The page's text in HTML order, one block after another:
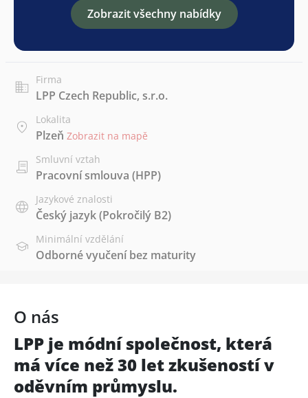
Zobrazit všechny nabídky
Firma
LPP Czech Republic, s.r.o.
Lokalita
Plzeň Zobrazit na mapě
Smluvní vztah
Pracovní smlouva (HPP)
Jazykové znalosti
Český jazyk(Pokročilý B2)
Minimální vzdělání
Odborné vyučení bez maturity
O nás
LPP je módní společnost, která
má více než 30 let zkušeností v
oděvním průmyslu.